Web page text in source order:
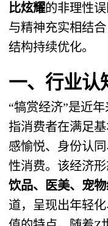
比炫耀的非理性
与精神充实相结
结构持续优化。
一、行业认
“犒赏经济”是近
指消费者在满足
感愉悦、身份认
性消费。该经济
饮品、医美、宠
道，呈现出年轻